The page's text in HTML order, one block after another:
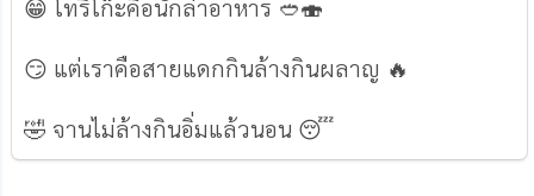
😁 โทริโก๊ะคือนักล่าอาหาร 🥙🍣
😏 แต่เราคือสายแดกกินล้างกินผลาญ 🔥
🤣 จานไม่ล้างกินอิ่มแล้วนอน 😴